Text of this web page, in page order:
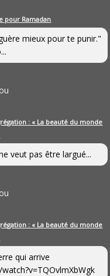
pour Ramadan
mieux pour te punir."
: « La beauté du monde
veut pas être largué...
: « La beauté du monde
qui arrive